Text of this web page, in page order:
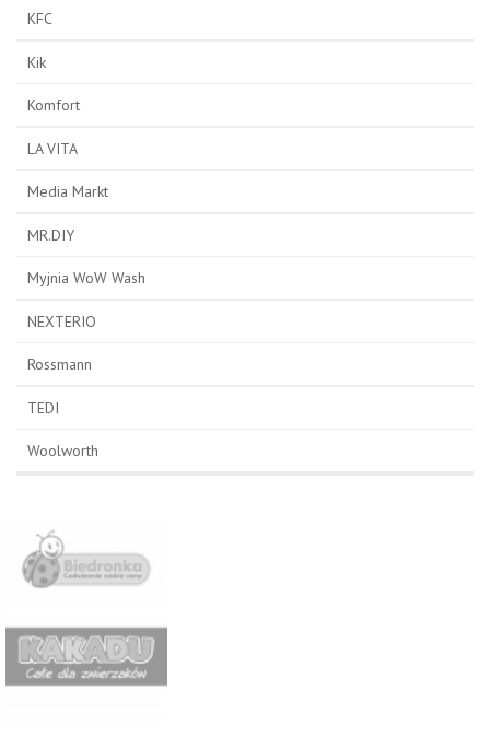
KFC
Kik
Komfort
LA VITA
Media Markt
MR.DIY
Myjnia WoW Wash
NEXTERIO
Rossmann
TEDI
Woolworth